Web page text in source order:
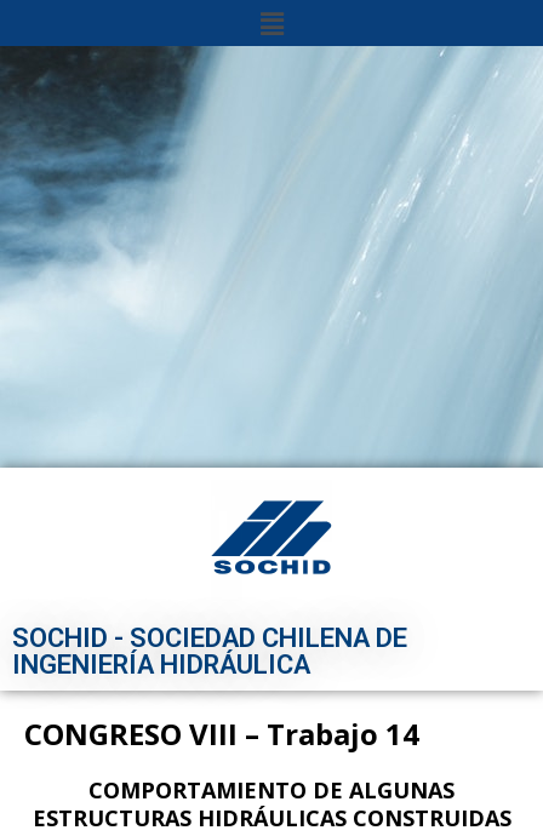
SOCHID - SOCIEDAD CHILENA DE
INGENIERÍA HIDRÁULICA
CONGRESO VIII – Trabajo 14
COMPORTAMIENTO DE ALGUNAS
ESTRUCTURAS HIDRÁULICAS CONSTRUIDAS